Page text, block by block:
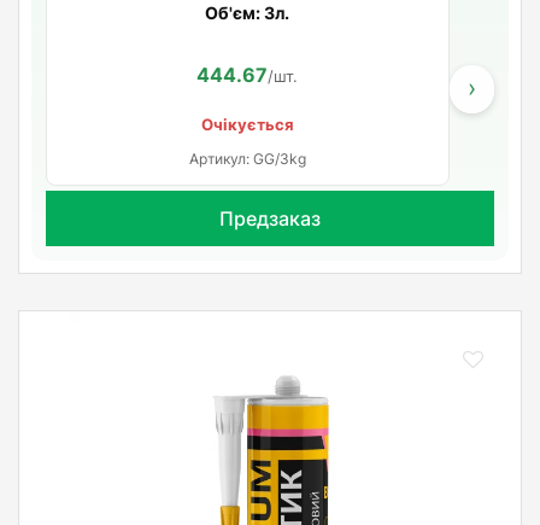
Об'єм: 3л.
444.67/шт.
Очікується
Артикул: GG/3kg
›
Предзаказ